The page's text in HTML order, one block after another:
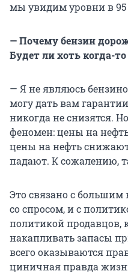
мы увидим уровни в 95
— Почему бензин
Будет ли хоть когда-
— Я не являюсь
могу дать вам
никогда не снизятся.
феномен: цены на
цены на нефть
падают. К сожалению,
Это связано с большим
со спросом, и с
политикой продавцов,
накапливать запасы
всего оказываются
циничная правда